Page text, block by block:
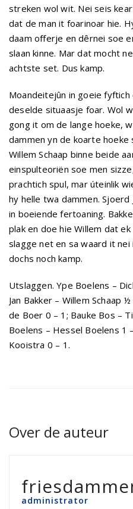
streken wol wit. Nei seis
dat de man it foarinoar hie.
daam offerje en dêrnei soe
slaan kinne. Mar dat mocht
achtste set. Dus kamp.
Moandeitejûn in goeie
deselde situaasje foar. Wol
gong it om de lange hoeke,
dammen yn de koarte hoeke
Willem Schaap binne beide
einspulteoriën soe men
prachtich spul, mar úteinlik
hy helle twa dammen.
in boeiende fertoaning.
plak en doe hie Willem dat
slagge net en sa waard it nei
dochs noch kamp.
Utslaggen. Ype Boelens –
Jan Bakker – Willem Schaap
de Boer 0 – 1; Bauke Bos –
Boelens – Hessel Boelens 1
Kooistra 0 – 1.
Over de auteur
administrator